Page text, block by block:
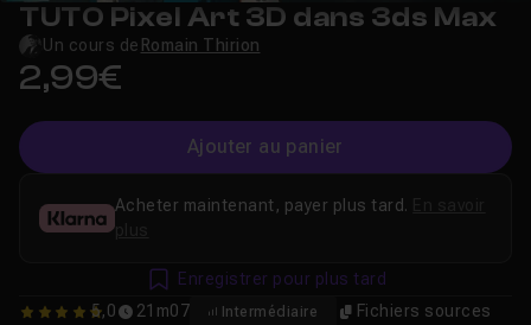
TUTO Pixel Art 3D dans 3ds Max
Un cours de Romain Thirion
2,99€
Ajouter au panier
5 5,0 21m07 Intermédiaire Fichiers sources
Acheter maintenant, payer plus tard.
plus
Enregistrer pour plus tard